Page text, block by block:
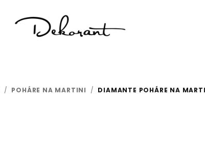
/ POHÁRE NA MARTINI / DIAMANTE POHÁRE NA